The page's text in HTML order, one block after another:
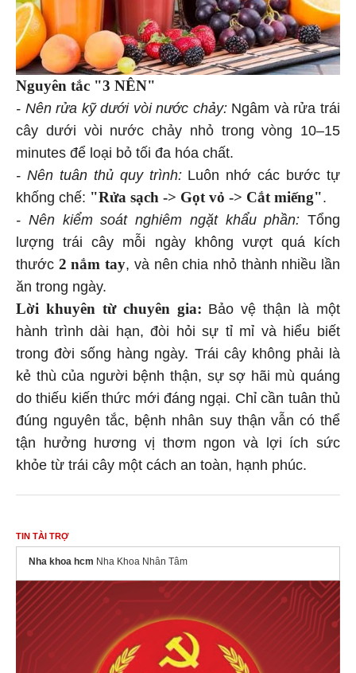
Nguyên tắc "3 NÊN"
- Nên rửa kỹ dưới vòi nước chảy:Ngâm và rửa trái
cây dưới vòi nước chảy nhỏ trong vòng 10–15
minutes để loại bỏ tối đa hóa chất.
- Nên tuân thủ quy trình:Luôn nhớ các bước tự
khống chế: "Rửa sạch -> Gọt vỏ -> Cắt miếng"
- Nên kiểm soát nghiêm ngặt khẩu phần: Tổng
lượng trái cây mỗi ngày không vượt quá kích
thước 2 nắm tay , và nên chia nhỏ thành nhiều lần
ăn trong ngày.
Lời khuyên từ chuyên gia: Bảo vệ thận là một
hành trình dài hạn, đòi hỏi sự tỉ mỉ và hiểu biết
trong đời sống hàng ngày. Trái cây không phải là
kẻ thù của người bệnh thận, sự sợ hãi mù quáng
do thiếu kiến thức mới đáng ngại. Chỉ cần tuân thủ
đúng nguyên tắc, bệnh nhân suy thận vẫn có thể
tận hưởng hương vị thơm ngon và lợi ích sức
khỏe từ trái cây một cách an toàn, hạnh phúc.
TIN TÀI TRỢ
Nha khoa hcm Nha Khoa Nhân Tâm